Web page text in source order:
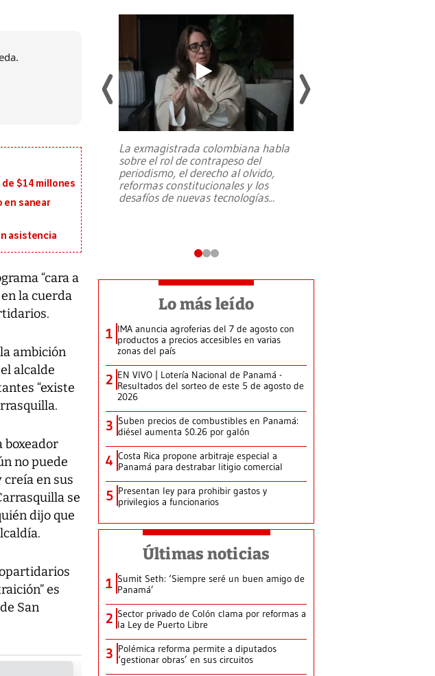
$14 millones
en sanear
asistencia
“cara a
la cuerda
ambición
alcalde
“existe
boxeador
no puede
creía en sus
se
dijo que
es
San
una
La exmagistrada colombiana habla
sobre el rol de contrapeso del
periodismo, el derecho al olvido,
reformas constitucionales y los
desafíos de nuevas tecnologías...
Lo más leído
1 IMA anuncia agroferias del 7 de agosto con
productos a precios accesibles en varias
zonas del país
2 EN VIVO | Lotería Nacional de Panamá -
Resultados del sorteo de este 5 de agosto de
2026
3 Suben precios de combustibles en Panamá:
diésel aumenta $0.26 por galón
4 Costa Rica propone arbitraje especial a
Panamá para destrabar litigio comercial
5 Presentan ley para prohibir gastos y
privilegios a funcionarios
Últimas noticias
1 Sumit Seth: ‘Siempre seré un buen amigo de
Panamá’
2 Sector privado de Colón clama por reformas a
la Ley de Puerto Libre
3 Polémica reforma permite a diputados
‘gestionar obras’ en sus circuitos